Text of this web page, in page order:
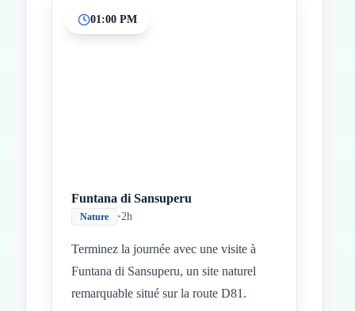
01:00 PM
Funtana di Sansuperu
Nature •2h
Terminez la journée avec une visite à
Funtana di Sansuperu, un site naturel
remarquable situé sur la route D81.